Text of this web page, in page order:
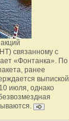
связанному с
«Фонтанка». По
ранее
выпиской
июля, однако